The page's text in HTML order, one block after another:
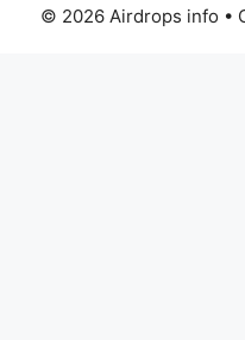
© 2026 Airdrops info •